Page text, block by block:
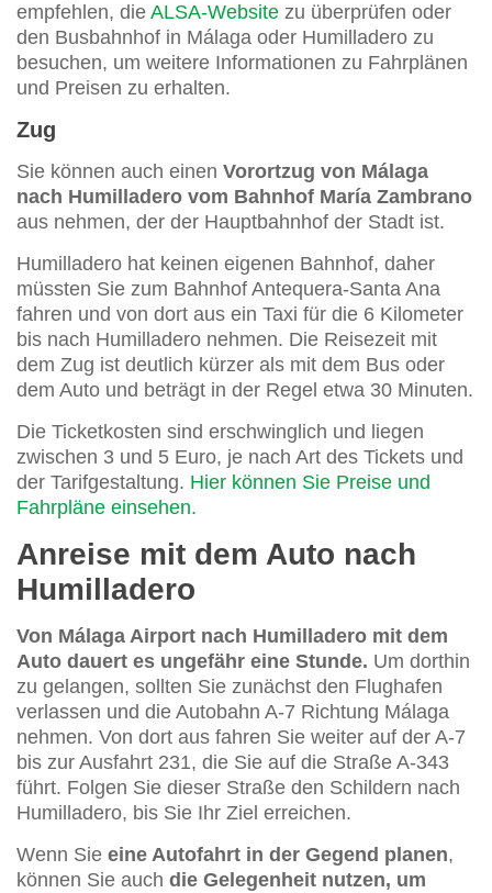
empfehlen, die ALSA-Website zu überprüfen oder
den Busbahnhof in Málaga oder Humilladero zu
besuchen, um weitere Informationen zu Fahrplänen
und Preisen zu erhalten.
Zug
Sie können auch einen Vorortzug von Málaga
nach Humilladero vom Bahnhof María Zambrano
aus nehmen, der der Hauptbahnhof der Stadt ist.
Humilladero hat keinen eigenen Bahnhof, daher
müssten Sie zum Bahnhof Antequera-Santa Ana
fahren und von dort aus ein Taxi für die 6 Kilometer
bis nach Humilladero nehmen. Die Reisezeit mit
dem Zug ist deutlich kürzer als mit dem Bus oder
dem Auto und beträgt in der Regel etwa 30 Minuten.
Die Ticketkosten sind erschwinglich und liegen
zwischen 3 und 5 Euro, je nach Art des Tickets und
der Tarifgestaltung. Hier können Sie Preise und
Fahrpläne einsehen.
Anreise mit dem Auto nach
Humilladero
Von Málaga Airport nach Humilladero mit dem
Auto dauert es ungefähr eine Stunde. Um dorthin
zu gelangen, sollten Sie zunächst den Flughafen
verlassen und die Autobahn A-7 Richtung Málaga
nehmen. Von dort aus fahren Sie weiter auf der A-7
bis zur Ausfahrt 231, die Sie auf die Straße A-343
führt. Folgen Sie dieser Straße den Schildern nach
Humilladero, bis Sie Ihr Ziel erreichen.
Wenn Sie eine Autofahrt in der Gegend planen,
können Sie auch die Gelegenheit nutzen, um